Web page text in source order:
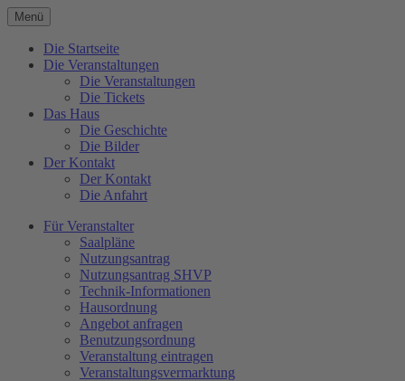
Menü
Die Startseite
Die Veranstaltungen
Die Veranstaltungen
Die Tickets
Das Haus
Die Geschichte
Die Bilder
Der Kontakt
Der Kontakt
Die Anfahrt
Für Veranstalter
Saalpläne
Nutzungsantrag
Nutzungsantrag SHVP
Technik-Informationen
Hausordnung
Angebot anfragen
Benutzungsordnung
Veranstaltung eintragen
Veranstaltungsvermarktung